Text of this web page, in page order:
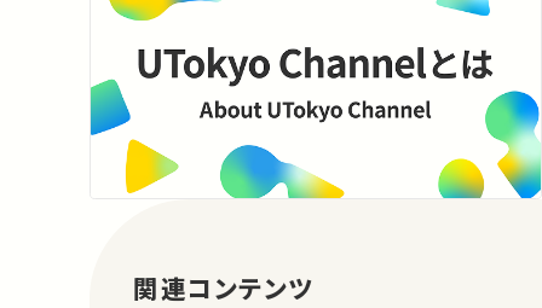
関連コンテンツ